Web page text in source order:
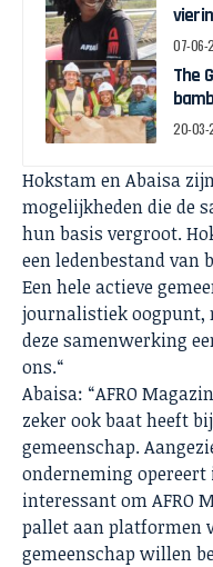
07-06-
The
20-03-
Hokstam en Abaisa
mogelijkheden die de
hun basis vergroot.
een ledenbestand van
Een hele actieve
journalistiek oogpunt,
deze samenwerking
ons.“
Abaisa: “AFRO
zeker ook baat heeft
gemeenschap.
onderneming opereert
interessant om AFRO
pallet aan platformen
gemeenschap willen